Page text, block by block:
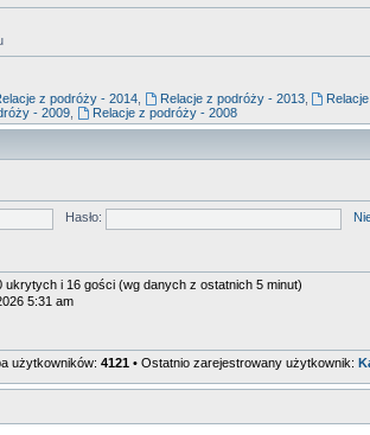
z podróży - 2014, Relacje z podróży - 2013,
- 2009, Relacje z podróży - 2008
Hasło:
i 16 gości (wg danych z ostatnich 5 minut)
5:31 am
użytkowników: 4121 • Ostatnio zarejestrowany użytkownik: